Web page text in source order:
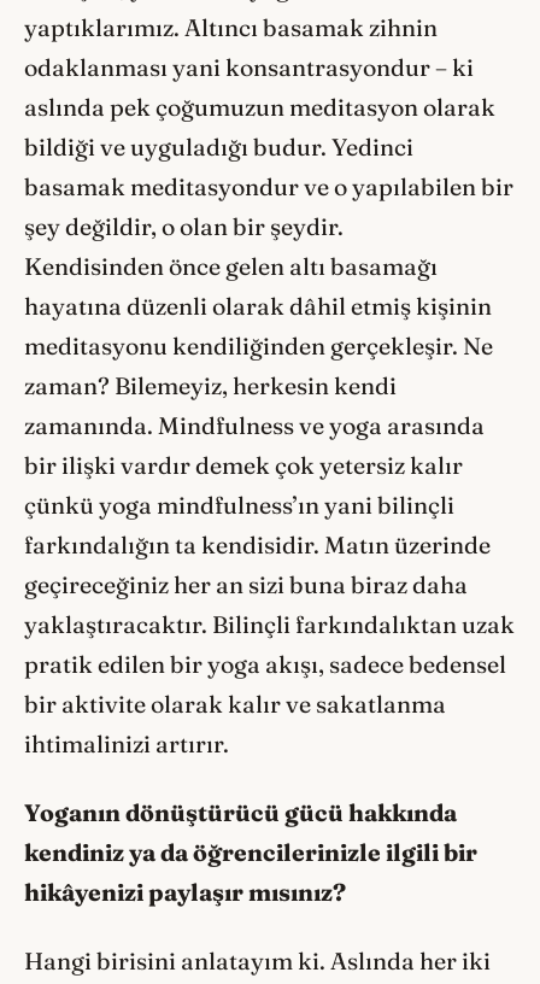
yaptıklarımız. Altıncı basamak zihnin
odaklanması yani konsantrasyondur – ki
aslında pek çoğumuzun meditasyon olarak
bildiği ve uyguladığı budur. Yedinci
basamak meditasyondur ve o yapılabilen bir
şey değildir, o olan bir şeydir.
Kendisinden önce gelen altı basamağı
hayatına düzenli olarak dâhil etmiş kişinin
meditasyonu kendiliğinden gerçekleşir. Ne
zaman? Bilemeyiz, herkesin kendi
zamanında. Mindfulness ve yoga arasında
bir ilişki vardır demek çok yetersiz kalır
çünkü yoga mindfulness’ın yani bilinçli
farkındalığın ta kendisidir. Matın üzerinde
geçireceğiniz her an sizi buna biraz daha
yaklaştıracaktır. Bilinçli farkındalıktan uzak
pratik edilen bir yoga akışı, sadece bedensel
bir aktivite olarak kalır ve sakatlanma
ihtimalinizi artırır.
Yoganın dönüştürücü gücü hakkında
kendiniz ya da öğrencilerinizle ilgili bir
hikâyenizi paylaşır mısınız?
Hangi birisini anlatayım ki. Aslında her iki